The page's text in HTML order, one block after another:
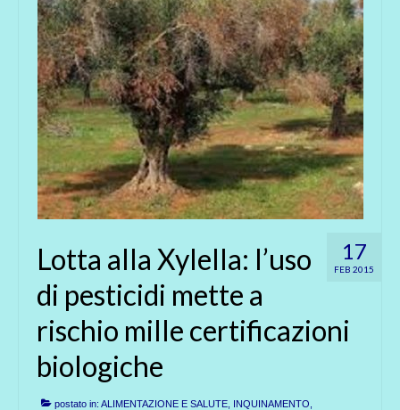
17
FEB 2015
Lotta alla Xylella: l’uso
di pesticidi mette a
rischio mille certificazioni
biologiche
postato in: ALIMENTAZIONE E SALUTE INQUINAMENTO